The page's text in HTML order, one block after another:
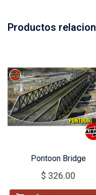
Productos
Pontoon Bridge
$ 326.00